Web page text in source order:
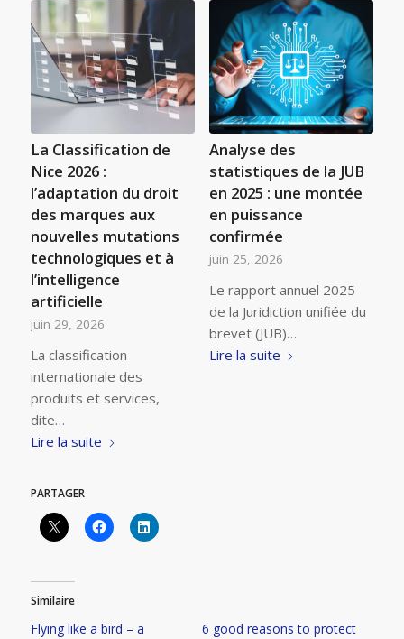
La Classification de
Nice 2026 :
l’adaptation du droit
des marques aux
nouvelles mutations
technologiques et à
l’intelligence
artificielle
juin 29, 2026
La classification
internationale des
produits et services,
dite…
Lire la suite
Analyse des
statistiques de la JUB
en 2025 : une montée
en puissance
confirmée
juin 25, 2026
Le rapport annuel 2025
de la Juridiction unifiée du
brevet (JUB)…
Lire la suite
PARTAGER
Similaire
Flying like a bird – a
6 good reasons to protect